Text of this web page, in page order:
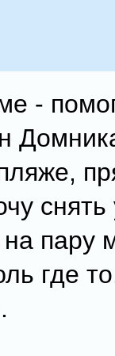
-
снять
на пару
где